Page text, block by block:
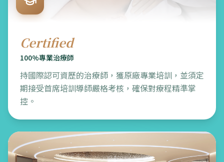
Certified
100%專業治療師
持國際認可資歷的治療師，獲原廠專業培訓，並須定
期接受首席培訓導師嚴格考核，確保對療程精準掌
控。